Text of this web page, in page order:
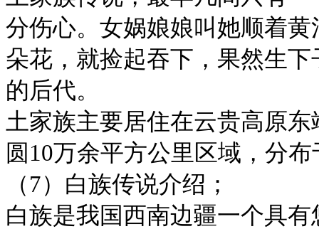
分伤心。女娲娘娘叫她顺着
朵花，就捡起吞下，果然生
的后代。
土家族主要居住在云贵高原
圆10万余平方公里区域，分
（7）白族传说介绍；
白族是我国西南边疆一个具